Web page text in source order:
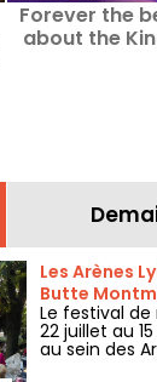
Forever the
about the
Les Arènes
Butte
Le festival de
22 juillet au
au sein des